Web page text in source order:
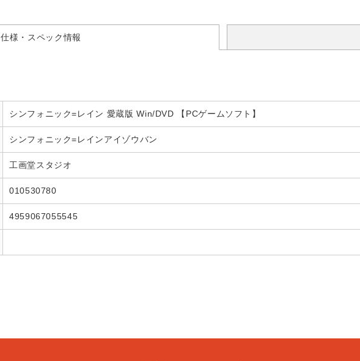
仕様・スペック情報
シンフォニック=レイン 愛蔵版 Win/DVD 【PCゲームソフト】
シンフォニック=レインアイゾウバン
工画堂スタジオ
010530780
4959067055545